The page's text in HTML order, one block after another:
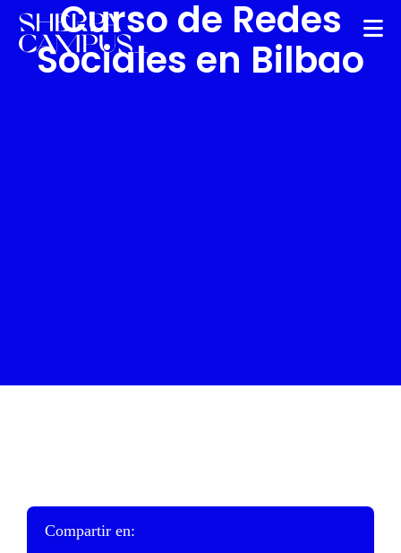
Curso de Redes
Sociales en Bilbao
Compartir en: